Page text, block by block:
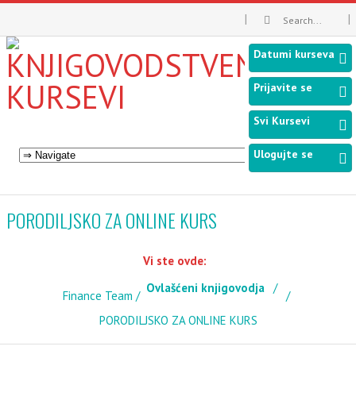
PORODILJSKO ZA ONLINE KURS
Vi ste ovde:
Finance Team
Ovlašćeni knjigovodja
PORODILJSKO ZA ONLINE KURS
Datumi kurseva
Prijavite se
Svi Kursevi
Ulogujte se